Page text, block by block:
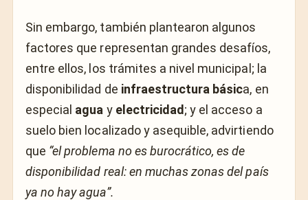
Sin embargo, también plantearon algunos
factores que representan grandes desafíos,
entre ellos, los trámites a nivel municipal; la
disponibilidad de infraestructura básica, en
especial agua y electricidad; y el acceso a
suelo bien localizado y asequible, advirtiendo
que “el problema no es burocrático, es de
disponibilidad real: en muchas zonas del país
ya no hay agua”.